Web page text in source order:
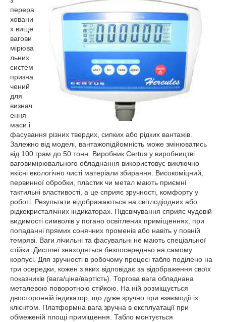
перера
ховани
х вище
вагови
мірюва
льних
систем
призна
чений
для
визнач
ення
маси і
фасування різних твердих, сипких або рідких вантажів.
Залежно від моделі, вантажопідйомність може змінюватись
від 100 грам до 50 тонн. Виробник Certus у виробництві
ваговимірювального обладнання використовує виключно
якісні екологічно чисті матеріали збирання. Високоміцний,
первинної обробки, пластик чи метал мають приємні
тактильні властивості, а це сприяє зручності, комфорту у
роботі. Результати відображаються на світлодіодних або
рідкокристалічних індикаторах. Підсвічування сприяє чудовій
видимості символів у погано освітлених приміщеннях, при
попаданні прямих сонячних променів або навіть у повній
темряві. Ваги лічильні та фасувальні не мають спеціальної
стійки. Дисплеї знаходяться безпосередньо на самому
корпусі. Для зручності в робочому процесі табло поділено на
три осередки, кожен з яких відповідає за відображення своїх
показників (вага/ціна/вартість). Торгова вага обладнана
металевою поворотною стійкою. На ній розміщується
двосторонній індикатор, що дуже зручно при взаємодії із
клієнтом. Платформна вага зручна в експлуатації при
обмеженій площі приміщення. Табло монтується